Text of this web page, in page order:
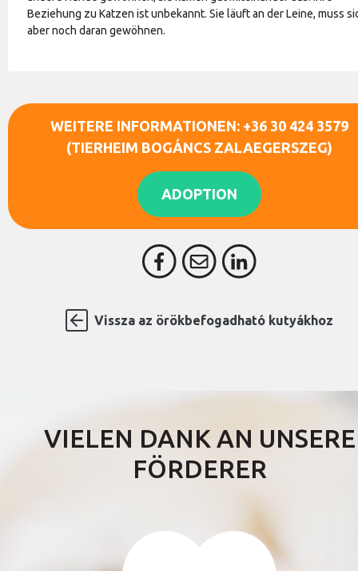
Beziehung zu Katzen ist unbekannt. Sie läuft an der Leine, muss
aber noch daran gewöhnen.
WEITERE INFORMATIONEN: +36 30 424 3579
(TIERHEIM BOGÁNCS ZALAEGERSZEG)
ADOPTION
Vissza az örökbefogadható kutyákhoz
VIELEN DANK AN UNSERE
FÖRDERER